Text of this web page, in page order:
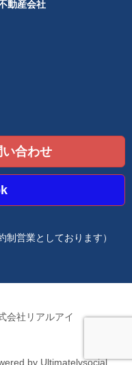
動産会社
合わせ
制営業としております）
会社リアルアイ
by Ultimatelysocial